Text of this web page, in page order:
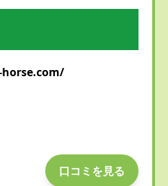
口コミを見る